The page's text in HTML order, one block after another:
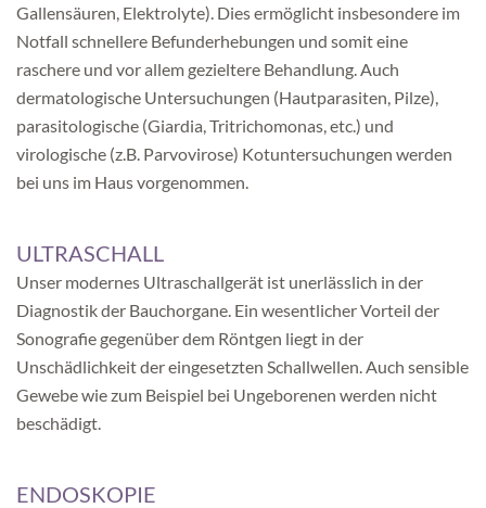
Gallensäuren, Elektrolyte). Dies ermöglicht insbesondere im
Notfall schnellere Befunderhebungen und somit eine
raschere und vor allem gezieltere Behandlung. Auch
dermatologische Untersuchungen (Hautparasiten, Pilze),
parasitologische (Giardia, Tritrichomonas, etc.) und
virologische (z.B. Parvovirose) Kotuntersuchungen werden
bei uns im Haus vorgenommen.
ULTRASCHALL
Unser modernes Ultraschallgerät ist unerlässlich in der
Diagnostik der Bauchorgane. Ein wesentlicher Vorteil der
Sonografie gegenüber dem Röntgen liegt in der
Unschädlichkeit der eingesetzten Schallwellen. Auch sensible
Gewebe wie zum Beispiel bei Ungeborenen werden nicht
beschädigt.
ENDOSKOPIE